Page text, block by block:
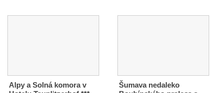
Alpy a Solná komora v
Šumava nedaleko